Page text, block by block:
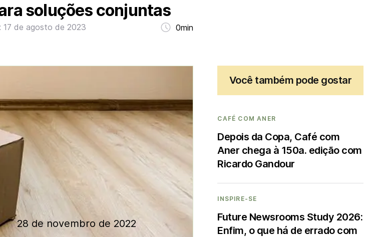
soluções conjuntas
17 de agosto de 2023 0min
28 de novembro de 2022
Você também pode gostar
CAFÉ COM ANER
Depois da Copa, Café com
Aner chega à 150a. edição com
Ricardo Gandour
INSPIRE-SE
Future Newsrooms Study 2026:
Enfim, o que há de errado com